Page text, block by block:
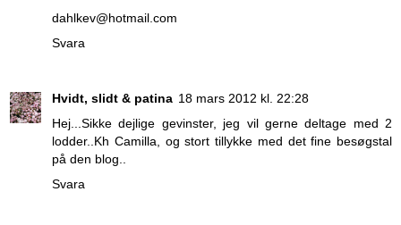
dahlkev@hotmail.com
Svara
Hvidt, slidt & patina 18 mars 2012 kl. 22:28
Hej...Sikke dejlige gevinster, jeg vil gerne deltage med 2
lodder..Kh Camilla, og stort tillykke med det fine besøgstal
på den blog..
Svara